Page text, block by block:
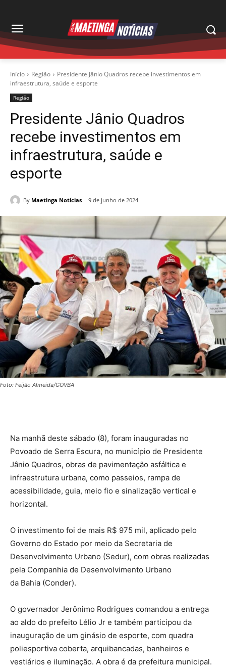
Início Região
Presidente Jânio Quadros recebe investimentos em
infraestrutura, saúde e esporte
Região
Presidente Jânio Quadros
recebe investimentos em
infraestrutura, saúde e
esporte
By Maetinga Notícias 9 de junho de 2024
Foto: Feijão Almeida/GOVBA
Na manhã deste sábado (8), foram inauguradas no
Povoado de Serra Escura, no município de Presidente
Jânio Quadros, obras de pavimentação asfáltica e
infraestrutura urbana, como passeios, rampa de
acessibilidade, guia, meio fio e sinalização vertical e
horizontal.
O investimento foi de mais R$ 975 mil, aplicado pelo
Governo do Estado por meio da Secretaria de
Desenvolvimento Urbano (Sedur), com obras realizadas
pela Companhia de Desenvolvimento Urbano
da Bahia (Conder).
O governador Jerônimo Rodrigues comandou a entrega
ao aldo do prefeito Lélio Jr e também participou da
inauguração de um ginásio de esporte, com quadra
poliesportiva coberta, arquibancadas, banheiros e
vestiários e iluminação. A obra é da prefeitura municipal.